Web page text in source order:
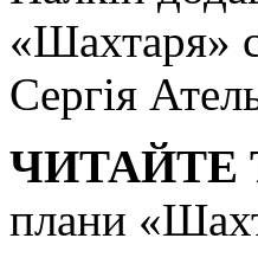
«Шахтаря»
Сергія
ЧИТАЙТЕ
плани